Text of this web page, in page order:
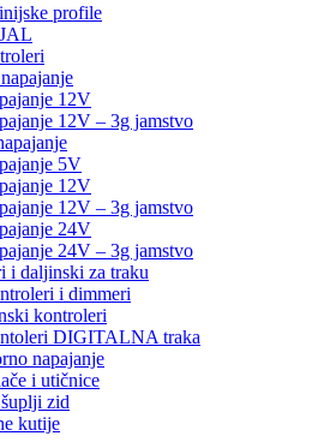
profile
12V
12V – 3g jamstvo
5V
12V
12V – 3g jamstvo
24V
24V – 3g jamstvo
i daljinski za traku
i dimmeri
kontroleri
DIGITALNA traka
napajanje
i utičnice
zid
kutije